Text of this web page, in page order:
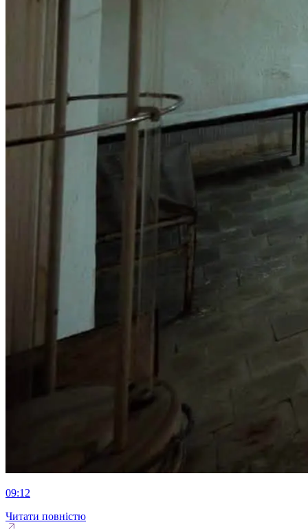
09:12
Читати повністю